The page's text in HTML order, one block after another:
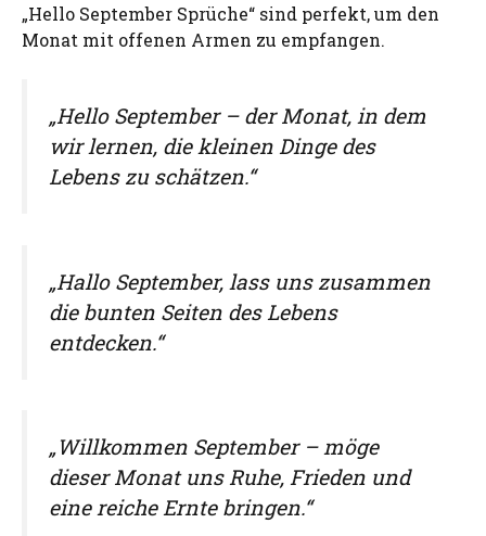
„Hello September Sprüche“ sind perfekt, um den
Monat mit offenen Armen zu empfangen.
„Hello September – der Monat, in dem
wir lernen, die kleinen Dinge des
Lebens zu schätzen.“
„Hallo September, lass uns zusammen
die bunten Seiten des Lebens
entdecken.“
„Willkommen September – möge
dieser Monat uns Ruhe, Frieden und
eine reiche Ernte bringen.“